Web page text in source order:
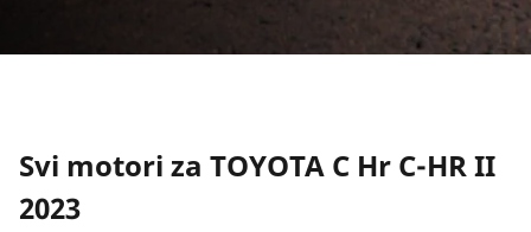
Svi motori za TOYOTA C Hr C-HR II
2023